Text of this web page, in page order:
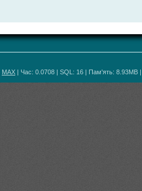
MAX | Час: 0.0708 | SQL: 16 | Пам'ять: 8.93MB